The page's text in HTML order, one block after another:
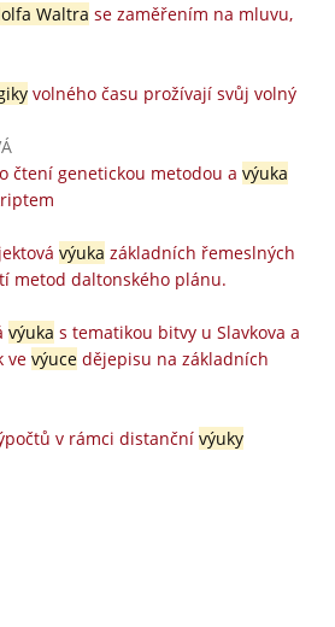
Waltra se zaměřením na mluvu,
volného času prožívají svůj volný
čtení genetickou metodou a výuka
výuka základních řemeslných
metod daltonského plánu.
výuka s tematikou bitvy u Slavkova a
ve výucedějepisu na základních
v rámci distanční výuky